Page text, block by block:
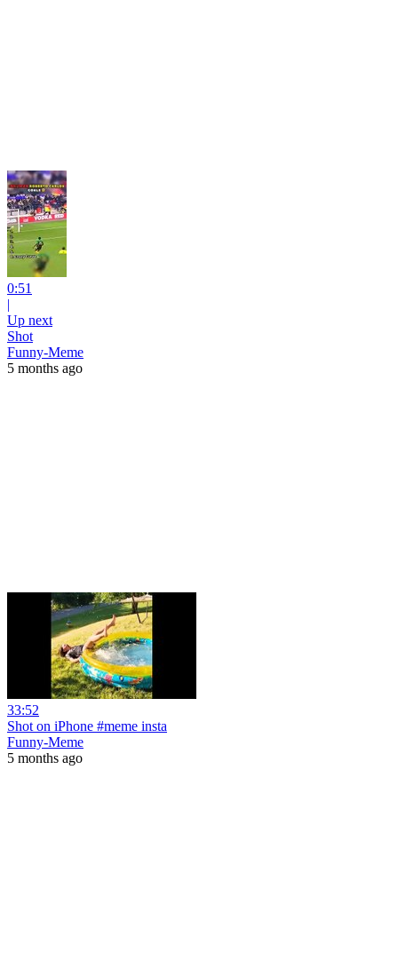
0:51
|
Up next
Shot
Funny-Meme
5 months ago
33:52
Shot on iPhone #meme insta
Funny-Meme
5 months ago